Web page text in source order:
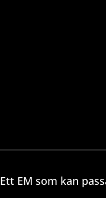
EM som kan